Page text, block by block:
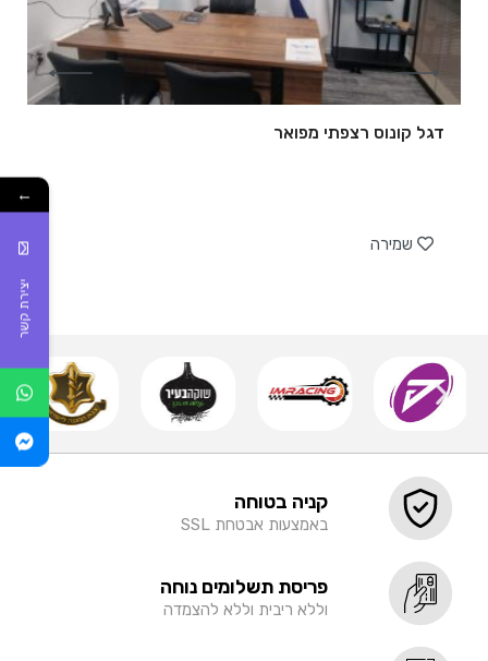
דגל קונוס רצפתי מפואר
שמירה
קניה בטוחה
באמצעות אבטחת SSL
פריסת תשלומים נוחה
וללא ריבית וללא להצמדה
←
יצירת קשר